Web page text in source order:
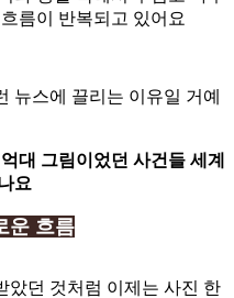
름이 반복되고 있어요
뉴스에 끌리는 이유일 거예
운 흐름
았던 것처럼 이제는 사진 한